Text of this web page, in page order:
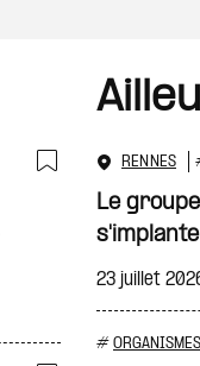
Ajouter à
RENNES
Le
23 juillet
#